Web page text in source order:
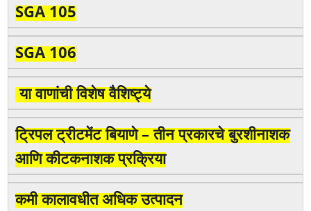
SGA 105
SGA 106
या वाणांची विशेष वैशिष्ट्ये
ट्रिपल ट्रीटमेंट बियाणे – तीन प्रकारचे बुरशीनाशक
आणि कीटकनाशक प्रक्रिया
कमी कालावधीत अधिक उत्पादन